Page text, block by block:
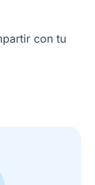
con tu